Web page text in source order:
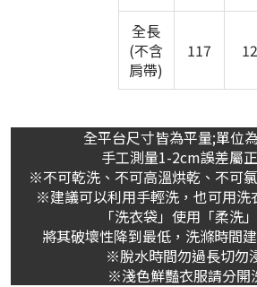
全長
(不含
肩帶)
117
全平台尺寸皆為平量;單位
手工測量1-2cm誤差屬
※不可乾洗、不可高溫烘乾、不可
※建議可以利用手輕洗，也可用洗
「洗衣袋」使用「柔洗
將其破壞性降到最低，洗滌時間
※脫水時間勿過長切勿
※淺色鮮豔衣服請分